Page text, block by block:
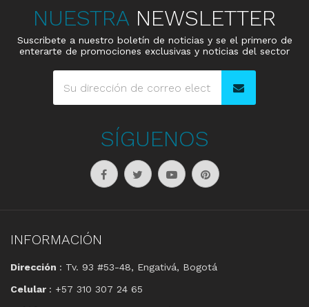
NUESTRA NEWSLETTER
Suscribete a nuestro boletín de noticias y se el primero de
enterarte de promociones exclusivas y noticias del sector
SÍGUENOS
INFORMACIÓN
Dirección : Tv. 93 #53-48, Engativá, Bogotá
Celular : +57 310 307 24 65